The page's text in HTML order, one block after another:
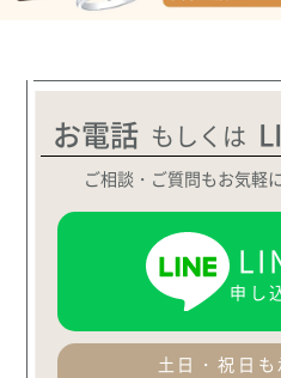
お電話 もしくは
ご相談・ご質問もお気軽
申し
土日・祝日も